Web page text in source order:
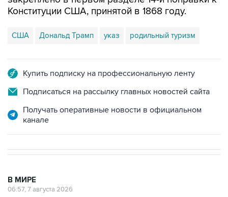
Конституции США, принятой в 1868 году.
США Дональд Трамп указ родильный туризм
Купить подписку на профессиональную ленту
Подписаться на рассылку главных новостей сайта
Получать оперативные новости в официальном
канале
В МИРЕ
06:57, 7 августа 2026